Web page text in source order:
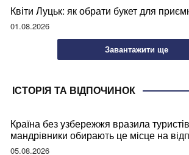
Квіти Луцьк: як обрати букет для
01.08.2026
Завантажити ще
ІСТОРІЯ ТА ВІДПОЧИНОК
Країна без узбережжя вразила
мандрівники обирають це місце на
05.08.2026